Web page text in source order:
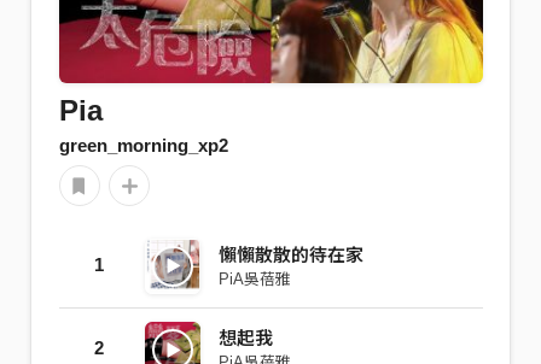
Pia
green_morning_xp2
1 懶懶散散的待在家
PiA吳蓓雅
2 想起我